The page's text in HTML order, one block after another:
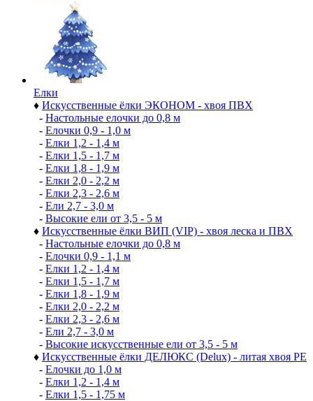
Елки
♦ Искусственные ёлки ЭКОНОМ - хвоя ПВХ
- Настольные елочки до 0,8 м
- Елочки 0,9 - 1,0 м
- Елки 1,2 - 1,4 м
- Елки 1,5 - 1,7 м
- Елки 1,8 - 1,9 м
- Елки 2,0 - 2,2 м
- Елки 2,3 - 2,6 м
- Ели 2,7 - 3,0 м
- Высокие ели от 3,5 - 5 м
♦ Искусственные ёлки ВИП (VIP) - хвоя леска и ПВХ
- Настольные елочки до 0,8 м
- Елочки 0,9 - 1,1 м
- Елки 1,2 - 1,4 м
- Елки 1,5 - 1,7 м
- Елки 1,8 - 1,9 м
- Елки 2,0 - 2,2 м
- Елки 2,3 - 2,6 м
- Ели 2,7 - 3,0 м
- Высокие искусственные ели от 3,5 - 5 м
♦ Искусственные ёлки ДЕЛЮКС (Delux) - литая хвоя РЕ
- Елочки до 1,0 м
- Елки 1,2 - 1,4 м
- Елки 1,5 - 1,75 м